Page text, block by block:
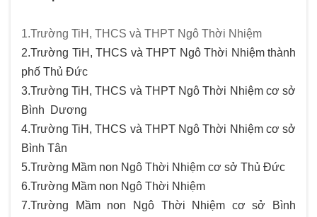
1.Trường TiH, THCS và THPT Ngô Thời Nhiệm
2.Trường TiH, THCS và THPT Ngô Thời Nhiệm thành
phố Thủ Đức
3.Trường TiH, THCS và THPT Ngô Thời Nhiệm cơ sở
Bình Dương
4.Trường TiH, THCS và THPT Ngô Thời Nhiệm cơ sở
Bình Tân
5.Trường Mầm non Ngô Thời Nhiệm cơ sở Thủ Đức
6.Trường Mầm non Ngô Thời Nhiệm
7.Trường Mầm non Ngô Thời Nhiệm cơ sở Bình